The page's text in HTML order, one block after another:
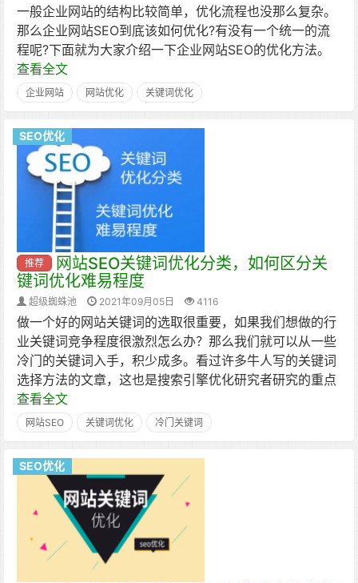
一般企业网站的结构比较简单，优化流程也没那么复杂。
那么企业网站SEO到底该如何优化?有没有一个统一的流
程呢?下面就为大家介绍一下企业网站SEO的优化方法。
查看全文
企业网站 网站优化 关键词优化
SEO优化
推荐
网站SEO关键词优化分类，如何区分关
键词优化难易程度
超级蜘蛛池 2021年09月05日 4116
做一个好的网站关键词的选取很重要，如果我们想做的行
业关键词竞争程度很激烈怎么办？那么我们就可以从一些
冷门的关键词入手，积少成多。看过许多牛人写的关键词
选择方法的文章，这也是搜索引擎优化研究者研究的重点
查看全文
网站SEO 关键词优化 冷门关键词
SEO优化